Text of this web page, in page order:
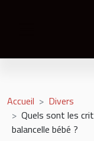
Accueil
Divers
Quels sont les
balancelle bébé ?